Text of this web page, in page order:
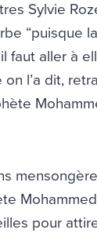
Sylvie
“puisque
faut aller à
l’a dit,
pour